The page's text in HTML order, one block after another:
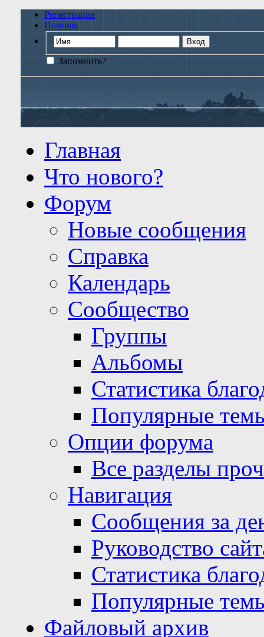
Регистрация
Помощь
Запомнить?
Главная
Что нового?
Форум
Новые сообщения
Справка
Календарь
Сообщество
Группы
Альбомы
Статистика
Популярные
Опции форума
Все разделы
Навигация
Сообщения за
Руководство
Статистика
Популярные
Файловый архив